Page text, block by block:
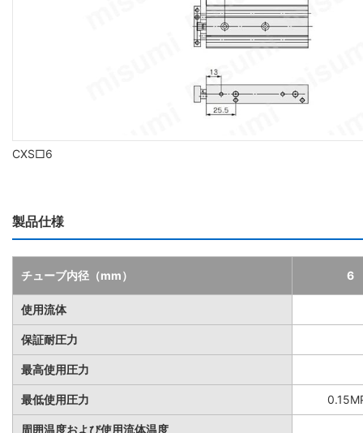
CXS□6
製品仕様
チューブ内径（mm） 6
使用流体
保証耐圧力
最高使用圧力
最低使用圧力
周囲温度および使用流体温度